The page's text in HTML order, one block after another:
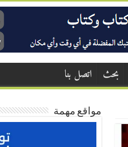
بحث اتصل بنا
مواقع مهمة